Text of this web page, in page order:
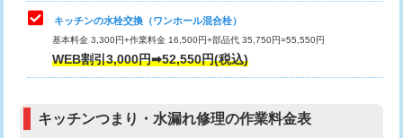
用（追加）/3ｍ超え)
給水管工事※（ライニング鋼管・銅
管・ポリ管・HT管使用/3ｍまで)
44,000円
管・ポリ管・HT管使用/3ｍ超え)
お風呂タンク脱着
その他部品の脱着
キッチンの水栓交換（ワンホール混合栓）
基本料金 3,300円+作業料金 16,500円+部品代 35,750円=55,550円
WEB割引3,000円➡52,550円(税込)
キッチンつまり・水漏れ修理の作業料金表